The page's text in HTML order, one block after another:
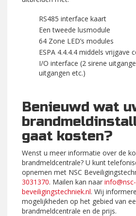
RS485 interface kaart
Een tweede lusmodule
64 Zone LED’s modules
ESPA 4.4.4.4 middels vrijgave
I/O interface (2 sirene
uitgangen etc.)
Benieuwd wat
gaat kosten?
Wenst u meer informatie over de
brandmeldcentrale? U kunt
opnemen met NSC
3031370. Mailen kan naar info@nsc-
beveiligingstechniek.nl. Wij
mogelijkheden op het gebied van
brandmeldcentrale en de prijs.